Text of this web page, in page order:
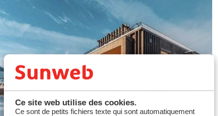
Ce site web utilise des cookies.
Ce sont de petits fichiers texte qui sont automatiquement